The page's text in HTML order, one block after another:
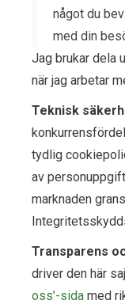
något du
med din
Jag brukar dela
när jag arbetar
Teknisk
tydlig
av
marknaden
Transparens
driver den här
oss’-sida med